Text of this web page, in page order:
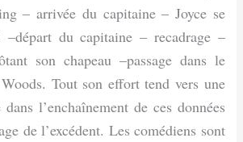
– arrivée du capitaine – Joyce se
du capitaine – recadrage –
son chapeau –passage dans le
Tout son effort tend vers une
l’enchaînement de ces données
de l’excédent. Les comédiens sont